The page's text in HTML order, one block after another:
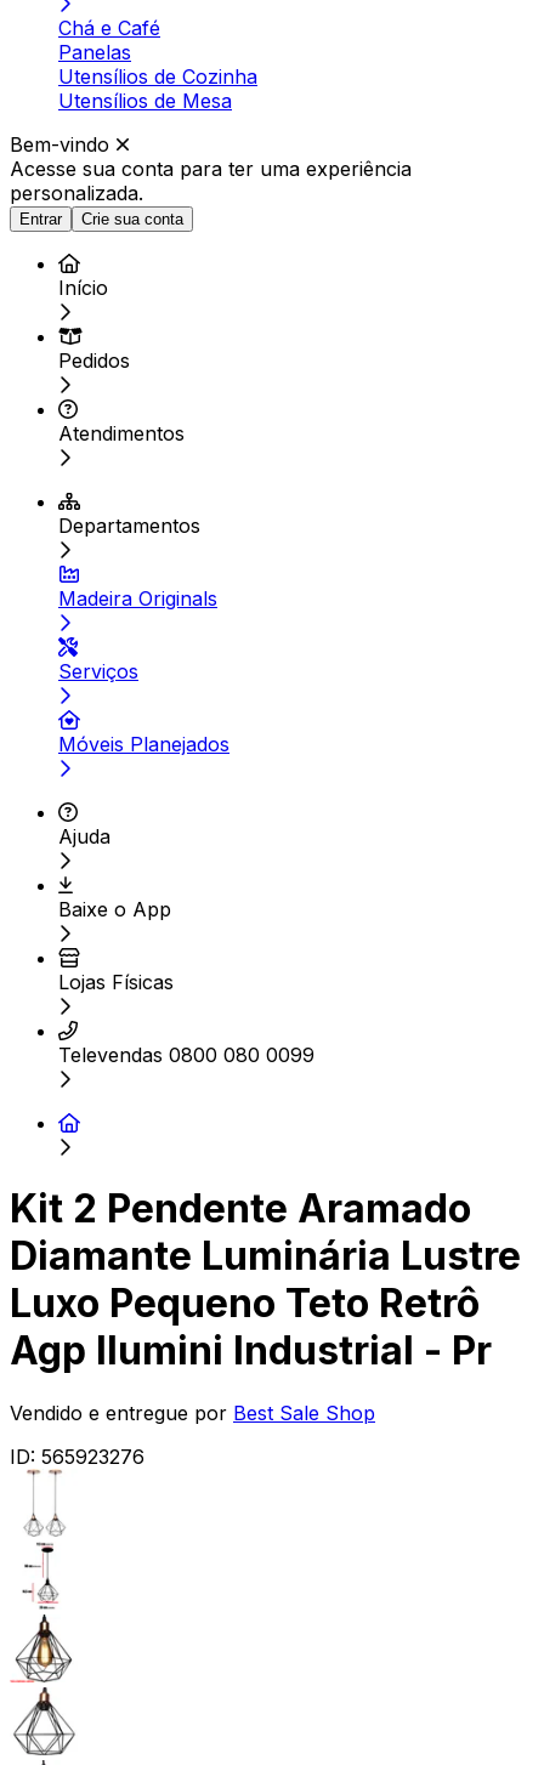
Chá e Café
Panelas
Utensílios de Cozinha
Utensílios de Mesa
Bem-vindo
Acesse sua conta para ter uma experiência
personalizada.
Entrar Crie sua conta
Início
Pedidos
Atendimentos
Departamentos
Madeira Originals
Serviços
Móveis Planejados
Ajuda
Baixe o App
Lojas Físicas
Televendas 0800 080 0099
Kit 2 Pendente Aramado
Diamante Luminária Lustre
Luxo Pequeno Teto Retrô
Agp Ilumini Industrial - Pr
Vendido e entregue por Best Sale Shop
ID: 565923276